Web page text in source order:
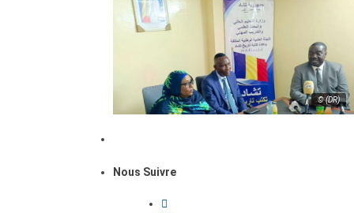
© (DR)
Nous Suivre